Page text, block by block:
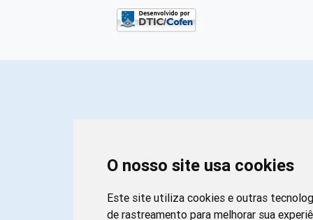
O nosso site usa cookies
Este site utiliza cookies e outras
de rastreamento para melhorar sua